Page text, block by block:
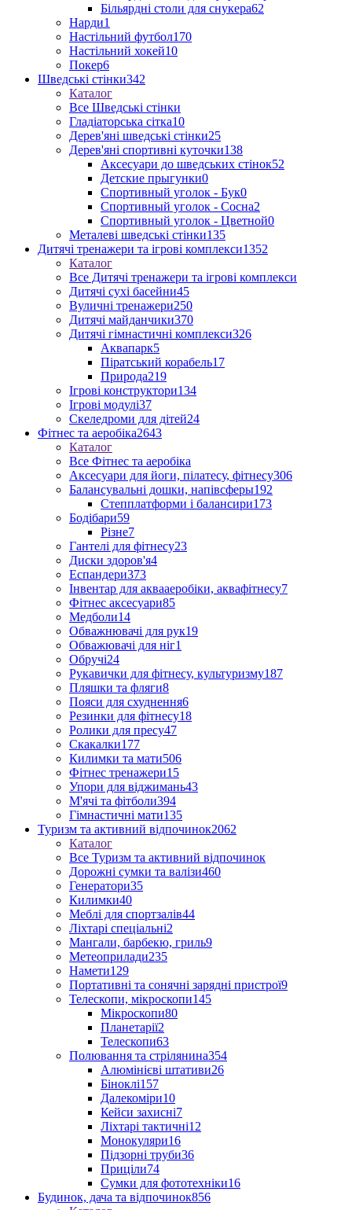
Більярдні столи для снукера62
Нарди1
Настільний футбол170
Настільний хокей10
Покер6
Шведські стінки342
Каталог
Все Шведські стінки
Гладіаторська сітка10
Дерев'яні шведські стінки25
Дерев'яні спортивні куточки138
Аксесуари до шведських стінок52
Детские прыгунки0
Спортивный уголок - Бук0
Спортивный уголок - Сосна2
Спортивный уголок - Цветной0
Металеві шведські стінки135
Дитячі тренажери та ігрові комплекси1352
Каталог
Все Дитячі тренажери та ігрові комплекси
Дитячі сухі басейни45
Вуличні тренажери250
Дитячі майданчики370
Дитячі гімнастичні комплекси326
Аквапарк5
Піратський корабель17
Природа219
Ігрові конструктори134
Ігрові модулі37
Скеледроми для дітей24
Фітнес та аеробіка2643
Каталог
Все Фітнес та аеробіка
Аксесуари для йоги, пілатесу, фітнесу306
Балансувальні дошки, напівсферы192
Степплатформи і балансири173
Бодібари59
Різне7
Гантелі для фітнесу23
Диски здоров'я4
Еспандери373
Інвентар для аквааеробіки, аквафітнесу7
Фітнес аксесуари85
Медболи14
Обважнювачі для рук19
Обважювачі для ніг1
Обручі24
Рукавички для фітнесу, культуризму187
Пляшки та фляги8
Пояси для схуднення6
Резинки для фітнесу18
Ролики для пресу47
Скакалки177
Килимки та мати506
Фітнес тренажери15
Упори для віджимань43
М'ячі та фітболи394
Гімнастичні мати135
Туризм та активний відпочинок2062
Каталог
Все Туризм та активний відпочинок
Дорожні сумки та валізи460
Генератори35
Килимки40
Меблі для спортзалів44
Ліхтарі спеціальні2
Мангали, барбекю, гриль9
Метеоприлади235
Намети129
Портативні та сонячні зарядні пристрої9
Телескопи, мікроскопи145
Мікроскопи80
Планетарії2
Телескопи63
Полювання та стрілянина354
Алюмінієві штативи26
Біноклі157
Далекоміри10
Кейси захисні7
Ліхтарі тактичні12
Монокуляри16
Підзорні труби36
Приціли74
Сумки для фототехніки16
Будинок, дача та відпочинок856